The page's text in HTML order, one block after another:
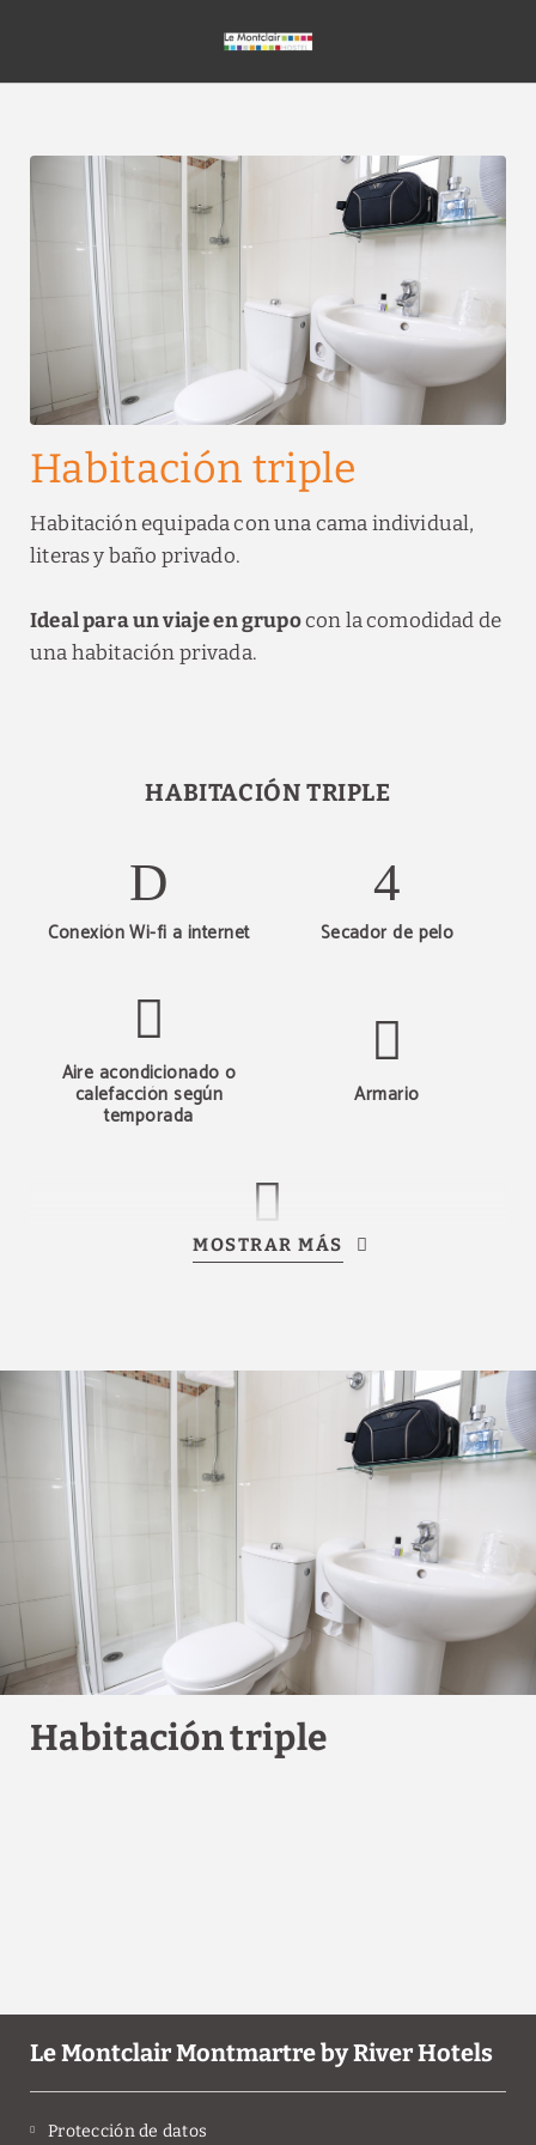
Habitación triple
Habitación equipada con una cama individual,
literas y baño privado.
Ideal para un viaje en grupocon la comodidad de
una habitación privada.
HABITACIÓN TRIPLE
Conexión Wi-fi a internet Secador de pelo
Aire acondicionado o
calefacción según
temporada
Armario
Ropa de cama y toallas
MOSTRAR MÁS
Habitación triple
Le Montclair Montmartre by River Hotels
Protección de datos